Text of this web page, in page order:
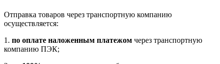
Отправка товаров через транспортную компанию
осуществляется:
1. по оплате наложенным платежом через транспортную
компанию ПЭК;